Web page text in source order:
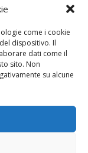
come i cookie
dispositivo. Il
dati come il
sito. Non
su alcune
Pediatra